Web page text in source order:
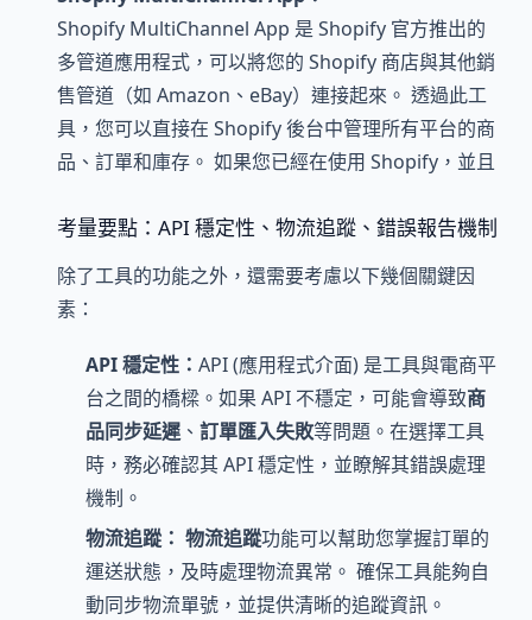
Shopify MultiChannel App 是 Shopify 官方推出的
多管道應用程式，可以將您的 Shopify 商店與其他銷
售管道（如 Amazon、eBay）連接起來。 透過此工
具，您可以直接在 Shopify 後台中管理所有平台的商
品、訂單和庫存。 如果您已經在使用 Shopify，並且
考量要點：API 穩定性、物流追蹤、錯誤報告機制
除了工具的功能之外，還需要考慮以下幾個關鍵因
素：
API 穩定性： API (應用程式介面) 是工具與電商平
台之間的橋樑。如果 API 不穩定，可能會導致商
品同步延遲 、 訂單匯入失敗等問題。在選擇工具
時，務必確認其 API 穩定性，並瞭解其錯誤處理
機制。
物流追蹤： 物流追蹤功能可以幫助您掌握訂單的
運送狀態，及時處理物流異常。 確保工具能夠自
動同步物流單號，並提供清晰的追蹤資訊。